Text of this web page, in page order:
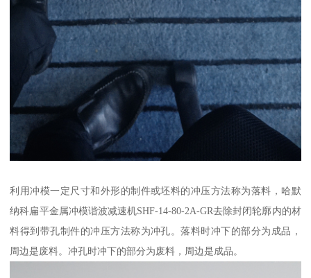
利用冲模一定尺寸和外形的制件或坯料的冲压方法称为落料，哈默
纳科扁平金属冲模谐波减速机SHF-14-80-2A-GR去除封闭轮廓内的材
料得到带孔制件的冲压方法称为冲孔。落料时冲下的部分为成品，
周边是废料。冲孔时冲下的部分为废料，周边是成品。